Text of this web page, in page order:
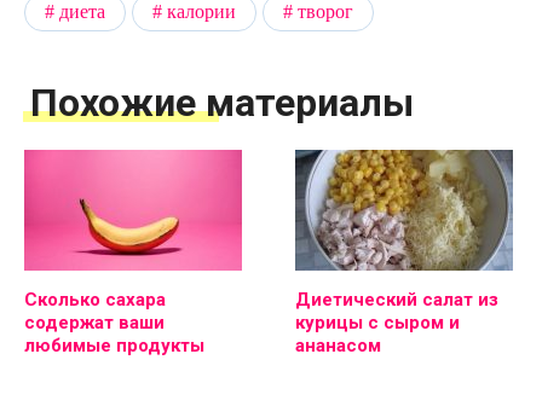
диета калории творог
Похожие материалы
Сколько сахара
содержат ваши
любимые продукты
Диетический салат из
курицы с сыром и
ананасом